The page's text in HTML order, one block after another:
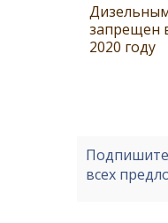
запрещен
2020 году
всех